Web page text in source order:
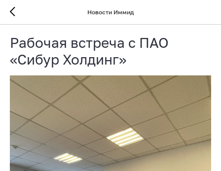
Новости Иммид
Рабочая встреча с ПАО
«Сибур Холдинг»